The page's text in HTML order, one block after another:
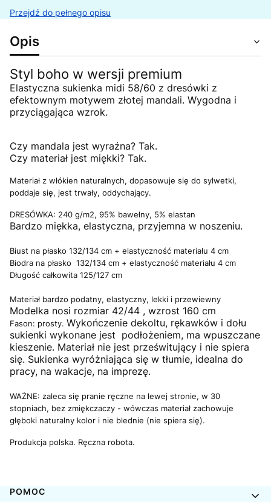
Przejdź do pełnego opisu
Opis
Styl boho w wersji premium
Elastyczna sukienka midi 58/60 z dresówki z
efektownym motywem złotej mandali. Wygodna i
przyciągająca wzrok.
Czy mandala jest wyraźna? Tak.
Czy materiał jest miękki? Tak.
Materiał z włókien naturalnych, dopasowuje się do sylwetki,
poddaje się, jest trwały, oddychający.
DRESÓWKA: 240 g/m2, 95% bawełny, 5% elastan
Bardzo miękka, elastyczna, przyjemna w noszeniu.
Biust na płasko 132/134 cm + elastyczność materiału 4 cm
Biodra na płasko 132/134 cm + elastyczność materiału 4 cm
Długość całkowita 125/127 cm
Materiał bardzo podatny, elastyczny, lekki i przewiewny
Modelka nosi rozmiar 42/44 , wzrost 160 cm
Fason: prosty. Wykończenie dekoltu, rękawków i dołu
sukienki wykonane jest podłożeniem, ma wpuszczane
kieszenie. Materiał nie jest prześwitujący i nie spiera
się. Sukienka wyróżniająca się w tłumie, idealna do
pracy, na wakacje, na imprezę.
WAŻNE: zaleca się pranie ręczne na lewej stronie, w 30
stopniach, bez zmiękczaczy - wówczas materiał zachowuje
głęboki naturalny kolor i nie blednie (nie spiera się).
Produkcja polska. Ręczna robota.
Linki w stopce
POMOC